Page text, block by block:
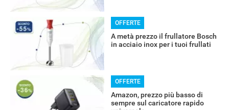
OFFERTE
A metà prezzo il frullatore Bosch
in acciaio inox per i tuoi frullati
OFFERTE
Amazon, prezzo più basso di
sempre sul caricatore rapido